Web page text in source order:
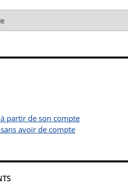
partir de son compte
avoir de compte